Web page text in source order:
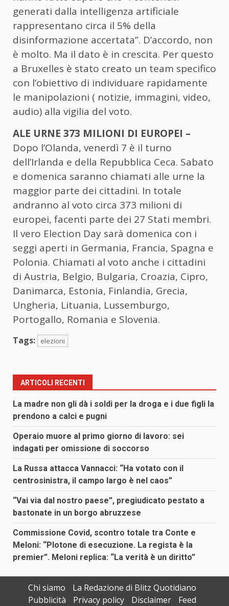
generati dalla intelligenza artificiale
rappresentano circa il 5% della
disinformazione accertata”. D’accordo, non
è molto. Ma il dato è in crescita. Per questo
a Bruxelles è stato creato un team specifico
con l’obiettivo di individuare rapidamente
le manipolazioni ( notizie, immagini, video,
audio) alla vigilia del voto.
ALE URNE 373 MILIONI DI EUROPEI –
Dopo l’Olanda, venerdì 7 è il turno
dell’Irlanda e della Repubblica Ceca. Sabato
e domenica saranno chiamati alle urne la
maggior parte dei cittadini. In totale
andranno al voto circa 373 milioni di
europei, facenti parte dei 27 Stati membri.
Il vero Election Day sarà domenica con i
seggi aperti in Germania, Francia, Spagna e
Polonia. Chiamati al voto anche i cittadini
di Austria, Belgio, Bulgaria, Croazia, Cipro,
Danimarca, Estonia, Finlandia, Grecia,
Ungheria, Lituania, Lussemburgo,
Portogallo, Romania e Slovenia.
Tags: elezioni
ARTICOLI RECENTI
La madre non gli dà i soldi per la droga e i due figli la
prendono a calci e pugni
Operaio muore al primo giorno di lavoro: sei
indagati per omissione di soccorso
La Russa attacca Vannacci: “Ha votato con il
centrosinistra, il campo largo è nel caos”
“Vai via dal nostro paese”, pregiudicato pestato a
bastonate in un borgo abruzzese
Commissione Covid, scontro totale tra Conte e
Meloni: “Plotone di esecuzione. La regista è la
premier”. Meloni replica: “La verità è un diritto”
Chi siamo
La Redazione di Blitz Quotidiano
Pubblicità
Privacy policy Disclaimer Feed